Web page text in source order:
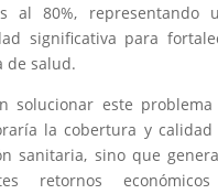
al 80%, representando
significativa para
de salud.
solucionar este problema
la cobertura y calidad
sanitaria, sino que
retornos